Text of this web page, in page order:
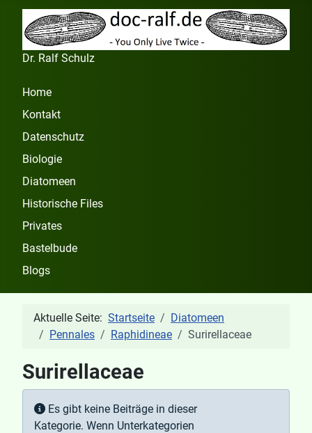
Dr. Ralf Schulz
Home
Kontakt
Datenschutz
Biologie
Diatomeen
Historische Files
Privates
Bastelbude
Blogs
Aktuelle Seite: Startseite
Diatomeen
Pennales
Raphidineae Surirellaceae
Surirellaceae
Information
Es gibt keine Beiträge in dieser
Kategorie. Wenn Unterkategorien